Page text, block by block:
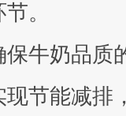
。
牛奶品质
节能减排